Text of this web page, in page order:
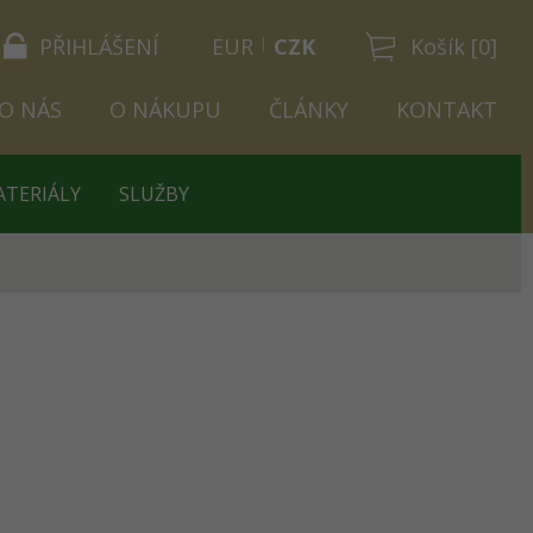
PŘIHLÁŠENÍ Košík [0]
EUR CZK
O NÁS O NÁKUPU ČLÁNKY KONTAKT
SLUŽBY